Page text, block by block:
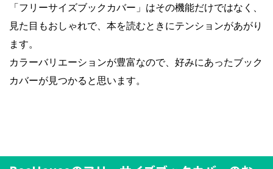
「フリーサイズブックカバー」はその機能だけではなく、
見た目もおしゃれで、本を読むときにテンションがあがり
ます。
カラーバリエーションが豊富なので、好みにあったブック
カバーが見つかると思います。